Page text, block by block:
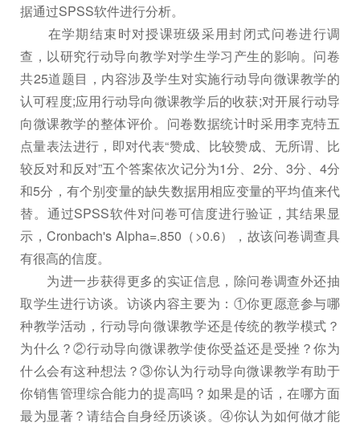
据通过SPSS软件进行分析。
在学期结束时对授课班级采用封闭式问卷进行调
查，以研究行动导向教学对学生学习产生的影响。问卷
共25道题目，内容涉及学生对实施行动导向微课教学的
认可程度;应用行动导向微课教学后的收获;对开展行动导
向微课教学的整体评价。问卷数据统计时采用李克特五
点量表法进行，即对代表“赞成、比较赞成、无所谓、比
较反对和反对”五个答案依次记分为1分、2分、3分、4分
和5分，有个别变量的缺失数据用相应变量的平均值来代
替。通过SPSS软件对问卷可信度进行验证，其结果显
示，Cronbach's Alpha=.850（>0.6），故该问卷调查具
有很高的信度。
为进一步获得更多的实证信息，除问卷调查外还抽
取学生进行访谈。访谈内容主要为：①你更愿意参与哪
种教学活动，行动导向微课教学还是传统的教学模式？
为什么？②行动导向微课教学使你受益还是受挫？你为
什么会有这种想法？③你认为行动导向微课教学有助于
你销售管理综合能力的提高吗？如果是的话，在哪方面
最为显著？请结合自身经历谈谈。④你认为如何做才能